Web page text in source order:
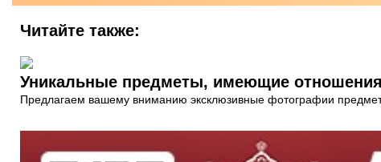
Читайте также:
Предлагаем вашему вниманию эксклюзивные фотографии